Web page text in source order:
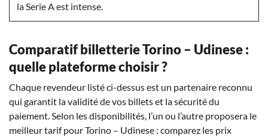
la Serie A est intense.
Comparatif billetterie Torino – Udinese :
quelle plateforme choisir ?
Chaque revendeur listé ci-dessus est un partenaire reconnu
qui garantit la validité de vos billets et la sécurité du
paiement. Selon les disponibilités, l’un ou l’autre proposera le
meilleur tarif pour Torino – Udinese : comparez les prix